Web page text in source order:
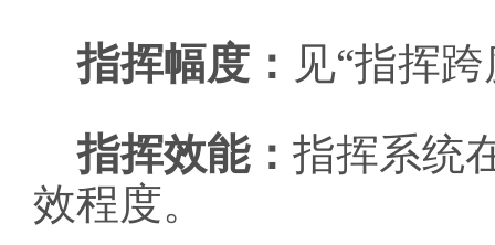
指挥幅度： 见“指挥
指挥效能： 指挥系统
效程度。